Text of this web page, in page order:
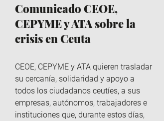
Comunicado CEOE,
CEPYME y ATA sobre la
crisis en Ceuta
CEOE, CEPYME y ATA quieren trasladar
su cercanía, solidaridad y apoyo a
todos los ciudadanos ceutíes, a sus
empresas, autónomos, trabajadores e
instituciones que, durante estos días,